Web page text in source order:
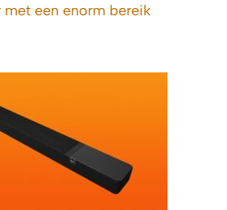
een enorm bereik